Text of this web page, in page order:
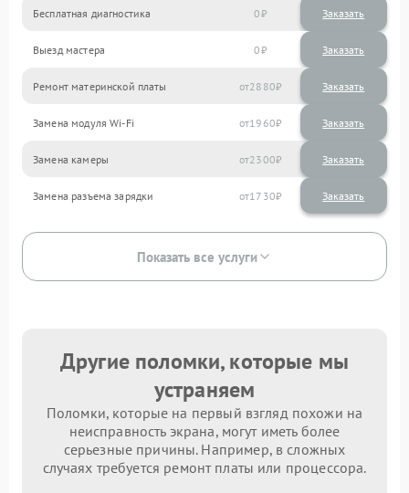
Бесплатная диагностика 0 Заказать
Выезд мастера 0 Заказать
Ремонт материнской платы 2880
Замена модуля Wi-Fi 1960
Замена камеры 2300
Замена разъема зарядки 1730
Показать все услуги
Другие поломки, которые мы
устраняем
Поломки, которые на первый взгляд похожи на
неисправность экрана, могут иметь более
серьезные причины. Например, в сложных
случаях требуется ремонт платы или процессора.